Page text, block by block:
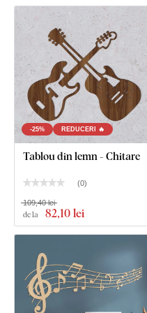
Produsul este tăiat cu
placă din fibre de lemn cu
prin presarea fibrelor de
Materialul estesolid
suprafață netedă. Datorită
fine și subțiri.
Puteți alege dintre12
creșterezistența la
conferă produsuluiefect 3D
-25% REDUCERI 🔥
Tablou din lemn - Chitare
(0)
de la 82,10 lei
109,40 lei